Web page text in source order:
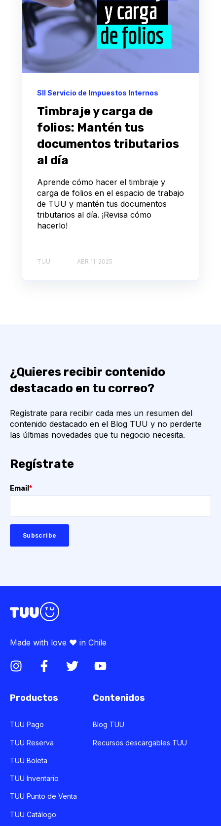
SII Servicio de Impuestos Internos
Timbraje y carga de
folios: Mantén tus
documentos tributarios
al día
Aprende cómo hacer el timbraje y
carga de folios en el espacio de trabajo
de TUU y mantén tus documentos
tributarios al día. ¡Revisa cómo
hacerlo!
TUU ABR 11, 2025
¿Quieres recibir contenido
destacado en tu correo?
Regístrate para recibir cada mes un resumen del
contenido destacado en el Blog TUU y no perderte
las últimas novedades que tu negocio necesita.
Regístrate
Email *
Made with love ♥ in Chile
Productos
TUU Pago
TUU Reserva
TUU Boleta
TUU Inventario
TUU Punto de Venta
TUU Catálogo
Contenidos
Blog TUU
Recursos descargables TUU